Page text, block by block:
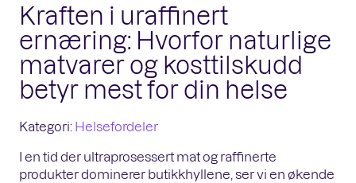
Kraften i uraffinert
ernæring: Hvorfor naturlige
matvarer og kosttilskudd
betyr mest for din helse
Kategori: Helsefordeler
I en tid der ultraprosessert mat og raffinerte
produkter dominerer butikkhyllene, ser vi en økende